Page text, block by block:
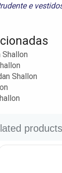
e
Shallon
Shallon